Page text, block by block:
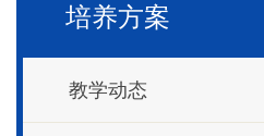
培养方案
教学动态